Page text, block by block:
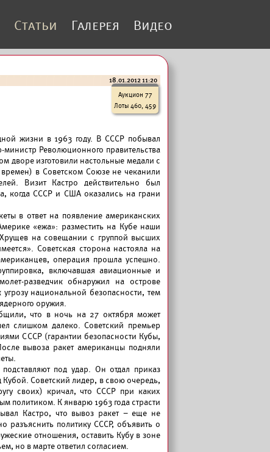
Статьи Галерея Видео
18.01.2012 11:20
Аукцион 77
Лоты 460, 459
жизни в 1963 году. В СССР побывал
Революционного правительства
дворе изготовили настольные медали с
в Советском Союзе не чеканили
Визит Кастро действительно был
когда СССР и США оказались на грани
в ответ на появление американских
«ежа»: разместить на Кубе наши
на совещании с группой высших
Советская сторона настояла на
операция прошла успешно.
включавшая авиационные и
разведчик обнаружил на острове
национальной безопасности, тем
оружия.
что в ночь на 27 октября может
слишком далеко. Советский премьер
СССР (гарантии безопасности Кубы,
вывоза ракет американцы подняли
под удар. Он отдал приказ
Советский лидер, в свою очередь,
своих) кричал, что СССР при каких
политиком. К январю 1963 года страсти
Кастро, что вывоз ракет – еще не
разъяснить политику СССР, объявить о
отношения, оставить Кубу в зоне
но в марте ответил согласием.